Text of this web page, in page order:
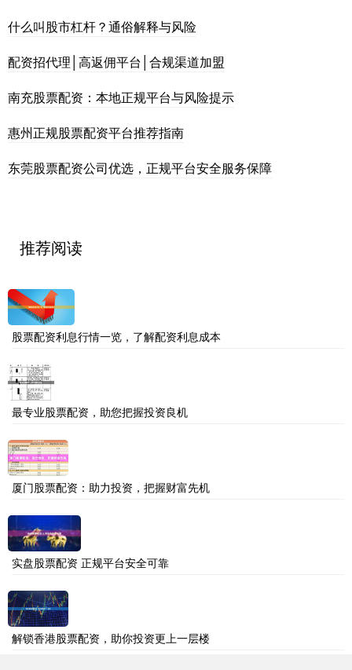
什么叫股市杠杆？通俗解释与风险
配资招代理│高返佣平台│合规渠道加盟
南充股票配资：本地正规平台与风险提示
惠州正规股票配资平台推荐指南
东莞股票配资公司优选，正规平台安全服务保障
推荐阅读
股票配资利息行情一览，了解配资利息成本
最专业股票配资，助您把握投资良机
厦门股票配资：助力投资，把握财富先机
实盘股票配资 正规平台安全可靠
解锁香港股票配资，助你投资更上一层楼